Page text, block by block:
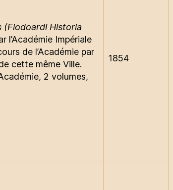
(Flodoardi Historia
l’Académie Impériale
de l’Académie par
cette même Ville.
2 volumes,
1854